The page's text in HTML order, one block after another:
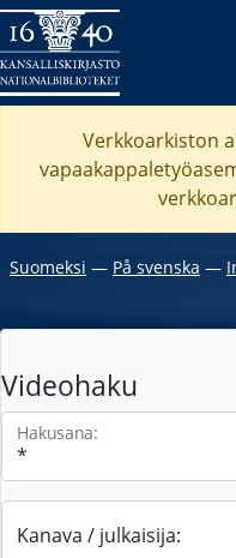
Verkkoarkiston
Suomeksi ― På svenska ―
Videohaku
Hakusana:
Kanava / julkaisija: